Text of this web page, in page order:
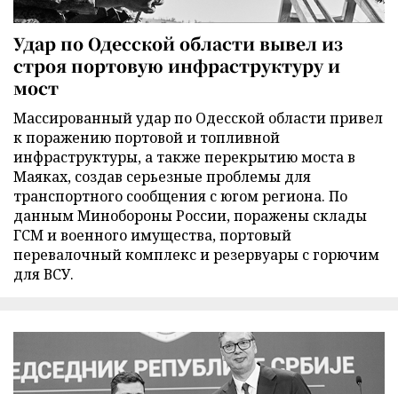
Удар по Одесской области вывел из
строя портовую инфраструктуру и
мост
Массированный удар по Одесской области привел
к поражению портовой и топливной
инфраструктуры, а также перекрытию моста в
Маяках, создав серьезные проблемы для
транспортного сообщения с югом региона. По
данным Минобороны России, поражены склады
ГСМ и военного имущества, портовый
перевалочный комплекс и резервуары с горючим
для ВСУ.